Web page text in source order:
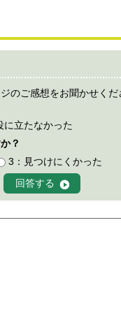
のご感想をお聞かせくだ
に立たなかった
？
3：見つけにくかった